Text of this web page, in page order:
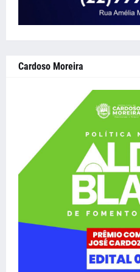
Cardoso Moreira